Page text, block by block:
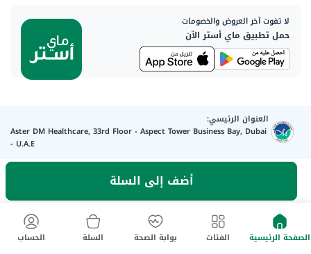
أضف إلى السلة
لا تفوت آخر العروض والخصومات
حمل تطبيق ماي أستر الآن
العنوان الرئيسي:
Aster DM Healthcare, 33rd Floor - Aspect Tower Business Bay, Dubai
- U.A.E
تواصل معنا
الصفحة الرئيسية الفئات بوابة الصحة السلة الحساب